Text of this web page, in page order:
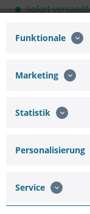
Sofort
Merken
Artikel-Nr.:
Nr:
EAN:
Funktionale
Marketing
Statistik
Personalisierung
Service